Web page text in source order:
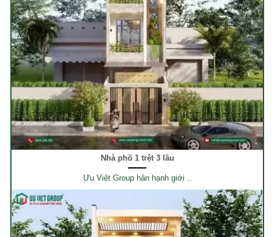
Nhà phố 1 trệt 3 lầu
Ưu Việt Group hân hạnh giới ..